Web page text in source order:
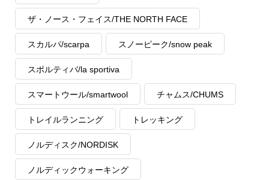
ザ・ノース・フェイス/THE NORTH FACE
スカルパ/scarpa スノーピーク/snow peak
スポルティバ/la sportiva
スマートウール/smartwool チャムス/CHUMS
トレイルランニング トレッキング
ノルディスク/NORDISK
ノルディックウォーキング